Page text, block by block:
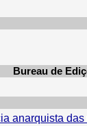
Bureau de
anarquista